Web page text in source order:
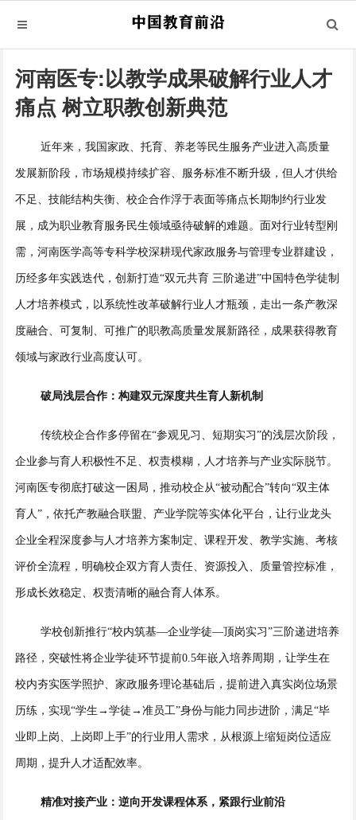
河南医专:以教学成果破解行业人才
痛点 树立职教创新典范
近年来，我国家政、托育、养老等民生服务产业进入高质量
发展新阶段，市场规模持续扩容、服务标准不断升级，但人才供给
不足、技能结构失衡、校企合作浮于表面等痛点长期制约行业发
展，成为职业教育服务民生领域亟待破解的难题。面对行业转型刚
需，河南医学高等专科学校深耕现代家政服务与管理专业群建设，
历经多年实践迭代，创新打造“双元共育 三阶递进”中国特色学徒制
人才培养模式，以系统性改革破解行业人才瓶颈，走出一条产教深
度融合、可复制、可推广的职教高质量发展新路径，成果获得教育
领域与家政行业高度认可。
破局浅层合作：构建双元深度共生育人新机制
传统校企合作多停留在“参观见习、短期实习”的浅层次阶段，
企业参与育人积极性不足、权责模糊，人才培养与产业实际脱节。
河南医专彻底打破这一困局，推动校企从“被动配合”转向“双主体
育人”，依托产教融合联盟、产业学院等实体化平台，让行业龙头
企业全程深度参与人才培养方案制定、课程开发、教学实施、考核
评价全流程，明确校企双方育人责任、资源投入、质量管控标准，
形成长效稳定、权责清晰的融合育人体系。
学校创新推行“校内筑基—企业学徒—顶岗实习”三阶递进培养
路径，突破性将企业学徒环节提前0.5年嵌入培养周期，让学生在
校内夯实医学照护、家政服务理论基础后，提前进入真实岗位场景
历练，实现“学生→学徒→准员工”身份与能力同步进阶，满足“毕
业即上岗、上岗即上手”的行业用人需求，从根源上缩短岗位适应
周期，提升人才适配效率。
精准对接产业：逆向开发课程体系，紧跟行业前沿